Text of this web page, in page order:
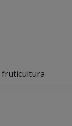
fruticultura